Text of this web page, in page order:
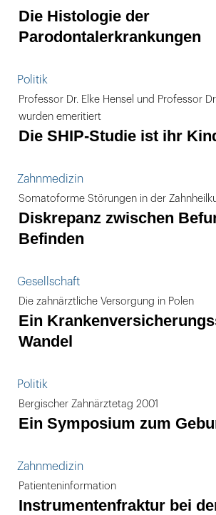
Die Histologie der
Parodontalerkrankungen
Politik
Professor Dr. Elke Hensel und Professor
wurden emeritiert
Die SHIP-Studie ist ihr
Zahnmedizin
Somatoforme Störungen in der
Diskrepanz zwischen
Befinden
Gesellschaft
Die zahnärztliche Versorgung in Polen
Ein
Wandel
Politik
Bergischer Zahnärztetag 2001
Ein Symposium zum
Zahnmedizin
Patienteninformation
Instrumentenfraktur bei